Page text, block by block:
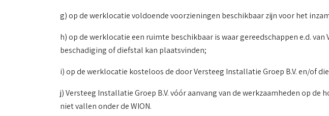
g) op de werklocatie voldoende voorzieningen beschikbaar zijn voor het
h) op de werklocatie een ruimte beschikbaar is waar gereedschappen e.d.
beschadiging of diefstal kan plaatsvinden;
i) op de werklocatie kosteloos de door Versteeg Installatie Groep B.V. en/of
j) Versteeg Installatie Groep B.V. vóór aanvang van de werkzaamheden op
niet vallen onder de WION.